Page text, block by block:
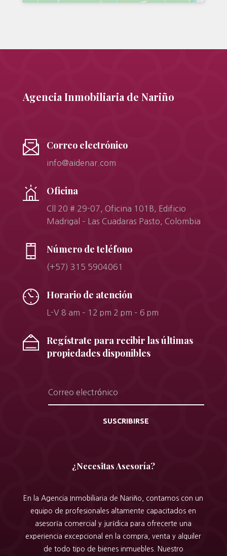
Agencia Inmobiliaria de Nariño
Correo electrónico
info@aidenar.com
Oficina
Cll 20 # 29-07, Oficina 101B, Edificio
Madrigal – Las Cuadaras Pasto, Colombia
Número de teléfono
(+57) 315 5904061
Horario de atención
L-V 8 am – 12 pm 2 pm – 6 pm
Regístrate para recibir las últimas
propiedades disponibles
SUSCRIBIRSE
¿Necesitas Asesoría?
En la Agencia Inmobiliaria de Nariño, contamos con un
equipo de profesionales altamente capacitados en
asesoría comercial y jurídica para ofrecerte una
experiencia excepcional en la compra, venta y alquiler
de todo tipo de bienes inmuebles. Nuestro